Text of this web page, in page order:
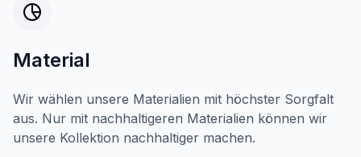
Material
Wir wählen unsere Materialien mit höchster Sorgfalt
aus. Nur mit nachhaltigeren Materialien können wir
unsere Kollektion nachhaltiger machen.